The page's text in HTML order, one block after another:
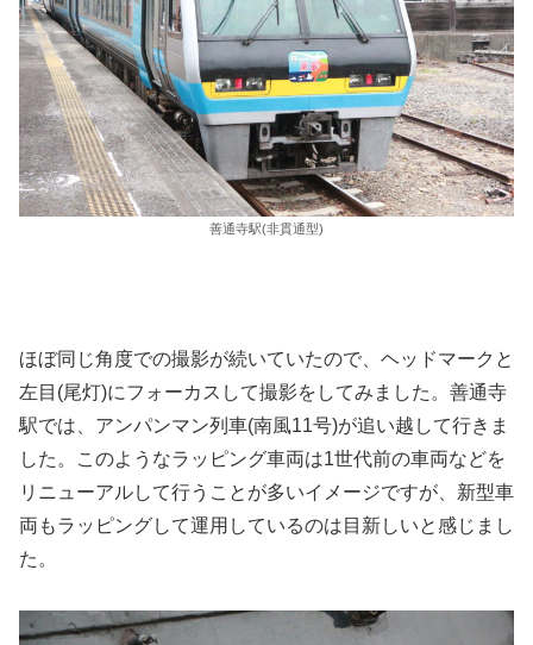
善通寺駅(非貫通型)
ほぼ同じ角度での撮影が続いていたので、ヘッドマークと
左目(尾灯)にフォーカスして撮影をしてみました。善通寺
駅では、アンパンマン列車(南風11号)が追い越して行きま
した。このようなラッピング車両は1世代前の車両などを
リニューアルして行うことが多いイメージですが、新型車
両もラッピングして運用しているのは目新しいと感じまし
た。